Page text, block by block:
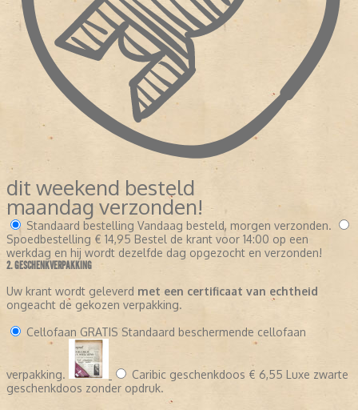
dit weekend besteld
maandag verzonden!
Standaard bestelling Vandaag besteld, morgen verzonden.
Spoedbestelling € 14,95 Bestel de krant voor 14:00 op een
werkdag en hij wordt dezelfde dag opgezocht en verzonden!
2. GESCHENKVERPAKKING
Uw krant wordt geleverd met een certificaat van echtheid
ongeacht de gekozen verpakking.
Cellofaan GRATIS Standaard beschermende cellofaan
verpakking. Caribic geschenkdoos € 6,55 Luxe zwarte
geschenkdoos zonder opdruk.